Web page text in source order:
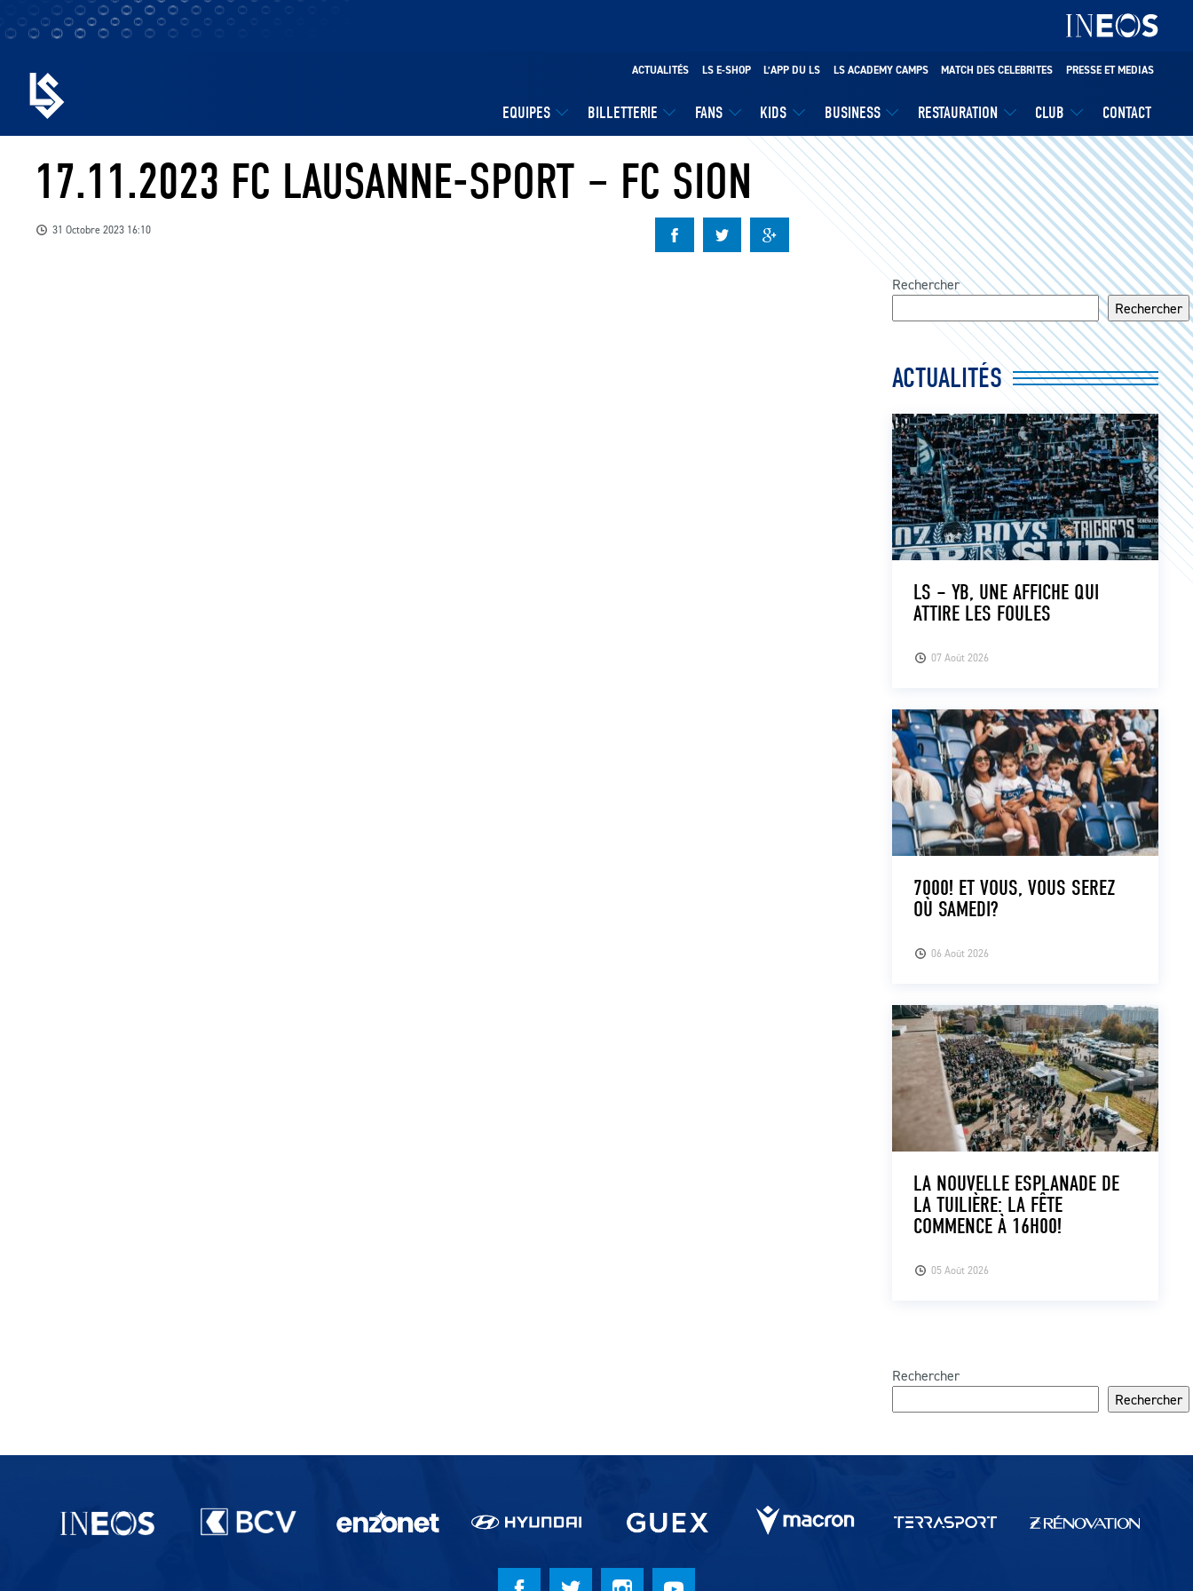
EQUIPES BILLETTERIE FANS KIDS BUSINESS RESTAURATION CLUB CONTACT
ACTUALITÉS LS E-SHOP L’APP DU LS LS ACADEMY CAMPS MATCH DES CELEBRITES PRESSE ET MEDIAS
17.11.2023 FC LAUSANNE-SPORT – FC SION
31 Octobre 2023 16:10
Rechercher
Rechercher
ACTUALITÉS
07 Août 2026
LS – YB, UNE AFFICHE QUI
ATTIRE LES FOULES
06 Août 2026
7000! ET VOUS, VOUS SEREZ
OÙ SAMEDI?
05 Août 2026
LA NOUVELLE ESPLANADE DE
LA TUILIÈRE: LA FÊTE
COMMENCE À 16H00!
Rechercher
Rechercher
Partenaires du lausanne-Sport